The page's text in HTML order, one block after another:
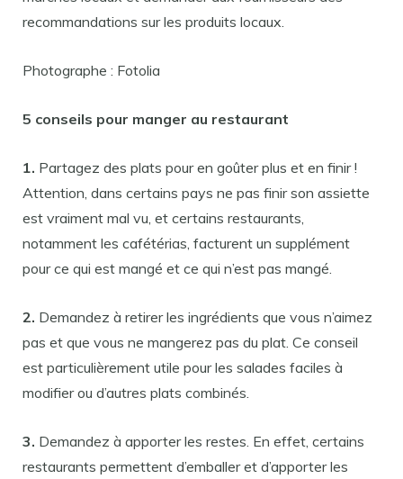
recommandations sur les produits locaux.
Photographe : Fotolia
5 conseils pour manger au restaurant
1. Partagez des plats pour en goûter plus et en finir !
Attention, dans certains pays ne pas finir son assiette
est vraiment mal vu, et certains restaurants,
notamment les cafétérias, facturent un supplément
pour ce qui est mangé et ce qui n’est pas mangé.
2. Demandez à retirer les ingrédients que vous n’aimez
pas et que vous ne mangerez pas du plat. Ce conseil
est particulièrement utile pour les salades faciles à
modifier ou d’autres plats combinés.
3. Demandez à apporter les restes. En effet, certains
restaurants permettent d’emballer et d’apporter les